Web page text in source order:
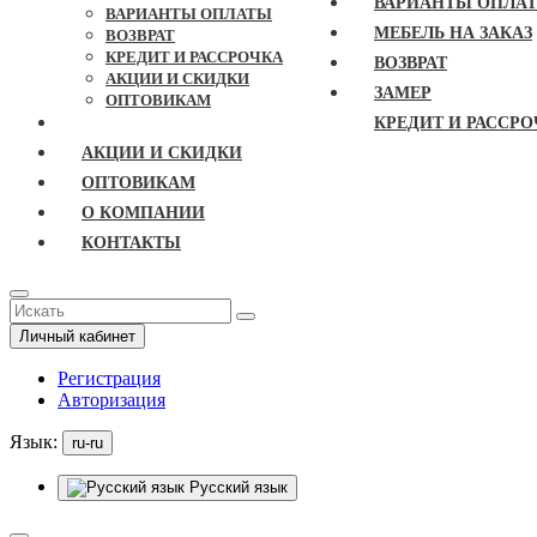
ВАРИАНТЫ ОПЛАТЫ
ВОЗВРАТ
КРЕДИТ И РАССРОЧКА
АКЦИИ И СКИДКИ
ОПТОВИКАМ
МЕБЕЛЬ НА ЗАКАЗ
ВОЗВРАТ
ЗАМЕР
КРЕДИТ И
АКЦИИ И СКИДКИ
ОПТОВИКАМ
О КОМПАНИИ
КОНТАКТЫ
Личный кабинет
Регистрация
Авторизация
Язык: ru-ru
Русский язык